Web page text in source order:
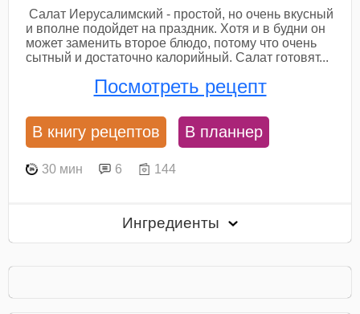
Салат Иерусалимский - простой, но очень вкусный
и вполне подойдет на праздник. Хотя и в будни он
может заменить второе блюдо, потому что очень
сытный и достаточно калорийный. Салат готовят...
Посмотреть рецепт
В книгу рецептов В планнер
30 мин 6 144
Ингредиенты